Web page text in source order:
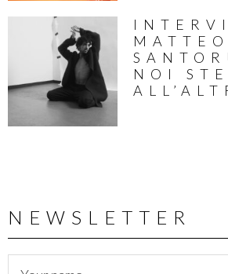
MATTEO
NOI
NEWSLETTER